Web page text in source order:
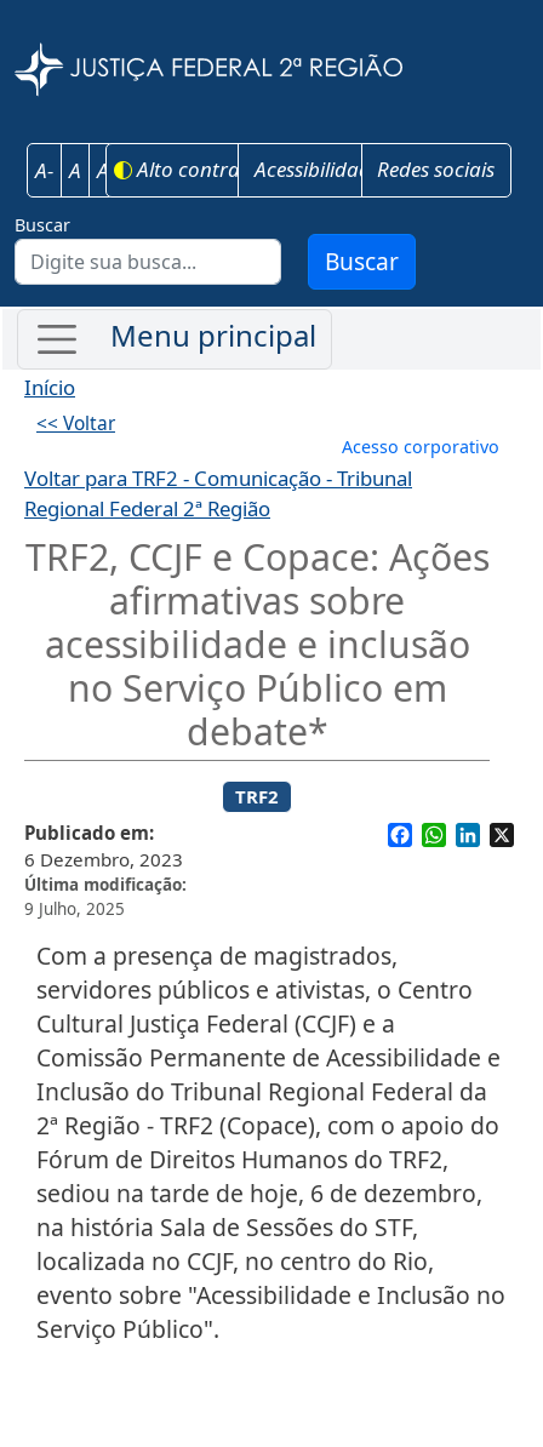
A- A A+ Alto contrasteAcessibilidadeRedes sociais
Buscar
Buscar
Início
<< Voltar
Menu de
Acesso corporativo
Voltar para TRF2 - Comunicação - Tribunal
Regional Federal 2ª Região
TRF2, CCJF e Copace: Ações
afirmativas sobre
acessibilidade e inclusão
no Serviço Público em
debate*
TRF2
Publicado em
6 Dezembro, 2023
Última modificação
9 Julho, 2025
Facebook
WhatsApp
Com a presença de magistrados,
servidores públicos e ativistas, o Centro
Cultural Justiça Federal (CCJF) e a
Comissão Permanente de Acessibilidade e
Inclusão do Tribunal Regional Federal da
2ª Região - TRF2 (Copace), com o apoio do
Fórum de Direitos Humanos do TRF2,
sediou na tarde de hoje, 6 de dezembro,
na história Sala de Sessões do STF,
localizada no CCJF, no centro do Rio,
evento sobre "Acessibilidade e Inclusão no
Serviço Público".